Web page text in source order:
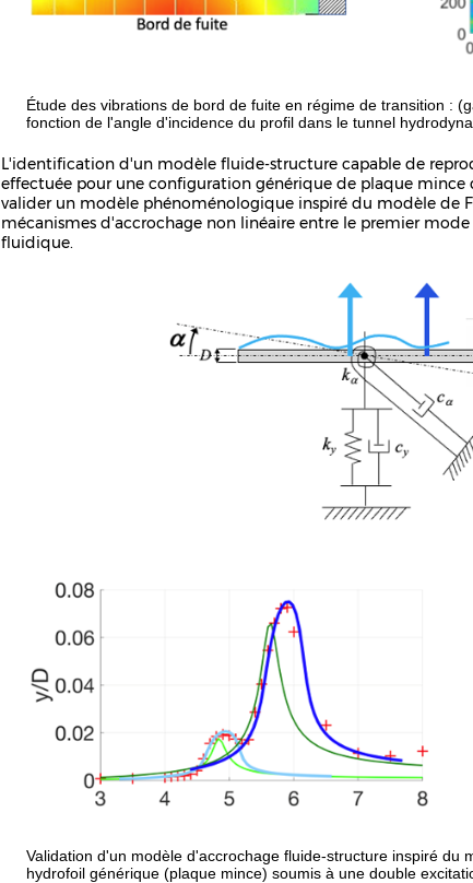
Étude des vibrations de bord de fuite en régime de transition :
fonction de l'angle d'incidence du profil dans le tunnel
L'identification d'un modèle fluide-structure capable de
effectuée pour une configuration générique de plaque
valider un modèle phénoménologique inspiré du modèle de
mécanismes d'accrochage non linéaire entre le premier
fluidique.
Validation d'un modèle d'accrochage fluide-structure inspiré du
hydrofoil générique (plaque mince) soumis à une double